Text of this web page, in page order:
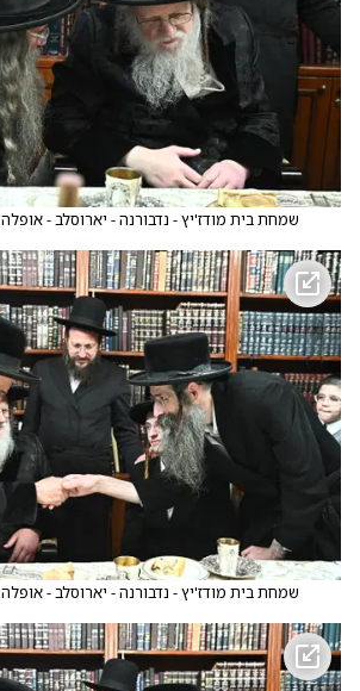
שמחת בית מודז'יץ - נדבורנה - יארוסלב - אופלה
שמחת בית מודז'יץ - נדבורנה - יארוסלב - אופלה